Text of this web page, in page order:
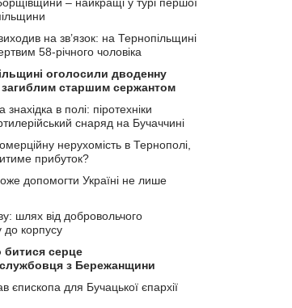
на зв’язок: на Тернопільщині
58-річного чоловіка
оголосили дводенну
старшим сержантом
в полі: піротехніки
снаряд на Бучаччині
нерухомість в Тернополі,
прибуток?
допомогти Україні не лише
шлях від добровольчого
до корпусу
битися серце
з Бережанщини
єпископа для Бучацької єпархії